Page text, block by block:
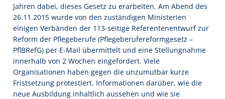
Jahren dabei, dieses Gesetz zu erarbeiten. Am Abend des
26.11.2015 wurde von den zuständigen Ministerien
einigen Verbänden der 113-seitige Referentenentwurf zur
Reform der Pflegeberufe (Pflegeberufereformgesetz –
PflBRefG) per E-Mail übermittelt und eine Stellungnahme
innerhalb von 2 Wochen eingefordert. Viele
Organisationen haben gegen die unzumutbar kurze
Fristsetzung protestiert. Informationen darüber, wie die
neue Ausbildung inhaltlich aussehen und wie sie